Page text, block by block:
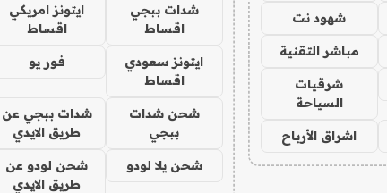
شهود نت
مباشر التقنية
شرقيات
السياحة
اشراق الأرباح
شدات ببجي
اقساط
ايتونز امريكي
اقساط
ايتونز سعودي
اقساط
فور يو
شحن شدات
ببجي
شدات ببجي عن
طريق الايدي
شحن يلا لودو
شحن لودو عن
طريق الايدي